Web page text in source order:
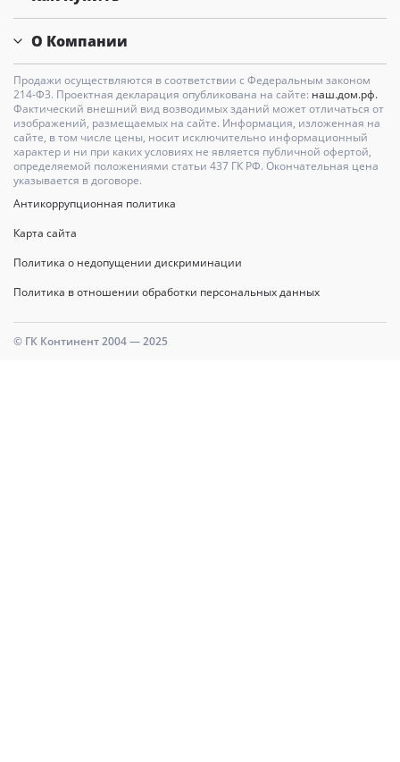
О Компании
Продажи осуществляются в соответствии с Федеральным законом
214-Ф3. Проектная декларация опубликована на сайте: наш.дом.рф.
Фактический внешний вид возводимых зданий может отличаться от
изображений, размещаемых на сайте. Информация, изложенная на
сайте, в том числе цены, носит исключительно информационный
характер и ни при каких условиях не является публичной офертой,
определяемой положениями статьи 437 ГК РФ. Окончательная цена
указывается в договоре.
Антикоррупционная политика
Карта сайта
Политика о недопущении дискриминации
Политика в отношении обработки персональных данных
© ГК Континент 2004 — 2025